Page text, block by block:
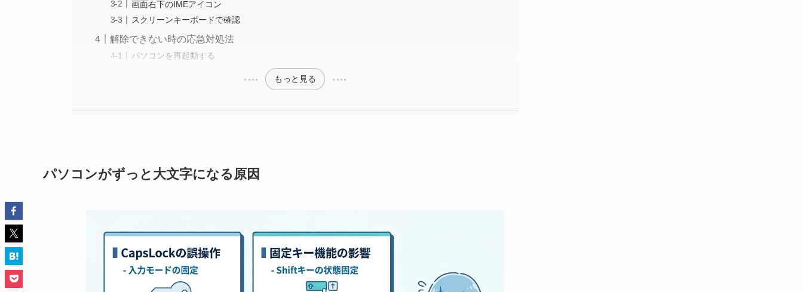
画面右下のIMEアイコン
スクリーンキーボードで確認
解除できない時の応急対処法
パソコンを再起動する
もっと見る
パソコンがずっと大文字になる原因